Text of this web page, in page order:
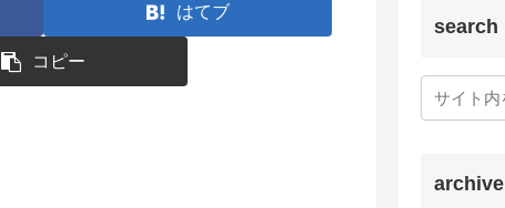
はてブ
コピー
search
archive